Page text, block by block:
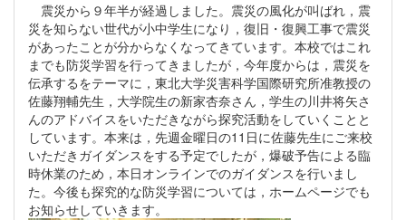
震災から９年半が経過しました。震災の風化が叫ばれ，震
災を知らない世代が小中学生になり，復旧・復興工事で震災
があったことが分からなくなってきています。本校ではこれ
までも防災学習を行ってきましたが，今年度からは，震災を
伝承するをテーマに，東北大学災害科学国際研究所准教授の
佐藤翔輔先生，大学院生の新家杏奈さん，学生の川井将矢さ
んのアドバイスをいただきながら探究活動をしていくことと
しています。本来は，先週金曜日の11日に佐藤先生にご来校
いただきガイダンスをする予定でしたが，爆破予告による臨
時休業のため，本日オンラインでのガイダンスを行いまし
た。今後も探究的な防災学習については，ホームページでも
お知らせしていきます。